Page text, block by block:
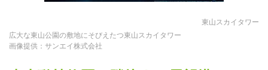
東山スカイタワー
広大な東山公園の敷地にそびえたつ東山スカイタワー
画像提供：サンエイ株式会社